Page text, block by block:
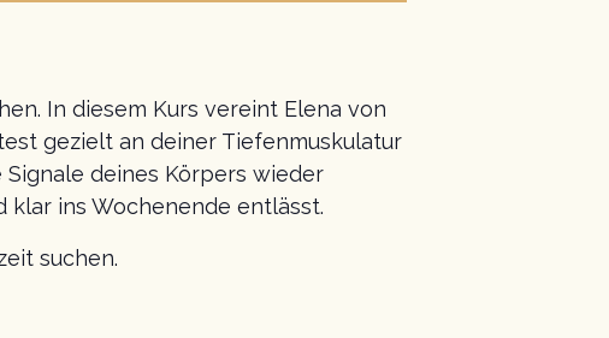
In diesem Kurs vereint Elena von
gezielt an deiner Tiefenmuskulatur
deines Körpers wieder
klar ins Wochenende entlässt.
suchen.